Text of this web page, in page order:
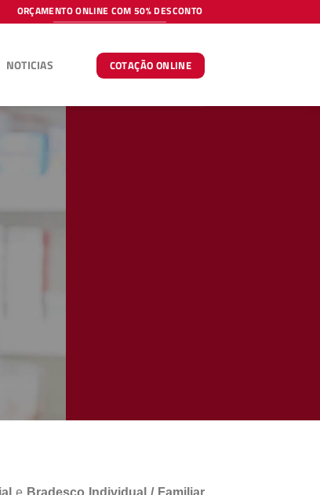
ORÇAMENTO ONLINE COM 50% DESCONTO
NOTICIAS COTAÇÃO ONLINE
e Bradesco Individual / Familiar